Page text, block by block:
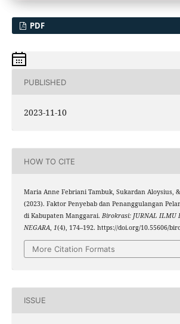
PDF
PUBLISHED
2023-11-10
HOW TO CITE
Maria Anne Febriani Tambuk, Sukardan Aloysius,
(2023). Faktor Penyebab dan Penanggulangan
di Kabupaten Manggarai. Birokrasi: JURNAL ILMU
NEGARA, 1(4), 174–192. https://doi.org/10.55606/
More Citation Formats
ISSUE